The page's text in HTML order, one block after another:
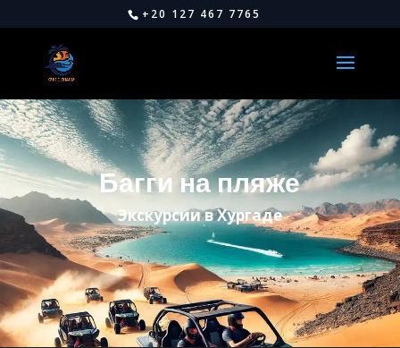
+20 127 467 7765
Багги на пляже
Экскурсии в Хургаде